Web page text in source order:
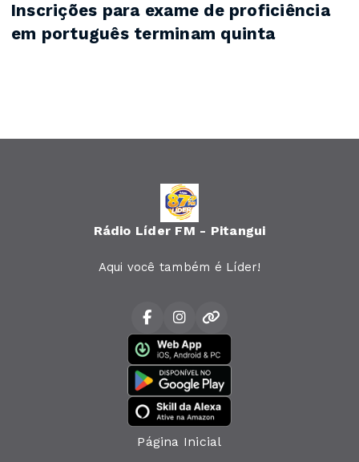
Inscrições para exame de proficiência
em português terminam quinta
Rádio Líder FM - Pitangui
Aqui você também é Líder!
Página Inicial